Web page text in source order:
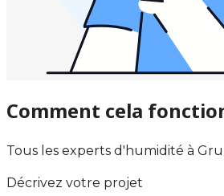
Comment cela
Tous les experts d'humidité à
Décrivez votre projet